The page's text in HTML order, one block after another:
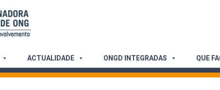
ACTUALIDADE ONGD INTEGRADAS QUE